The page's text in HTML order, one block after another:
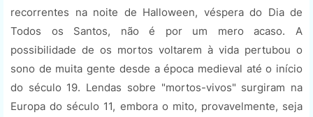
recorrentes na noite de Halloween, véspera do Dia de
Todos os Santos, não é por um mero acaso. A
possibilidade de os mortos voltarem à vida pertubou o
sono de muita gente desde a época medieval até o início
do século 19. Lendas sobre "mortos-vivos" surgiram na
Europa do século 11, embora o mito, provavelmente, seja